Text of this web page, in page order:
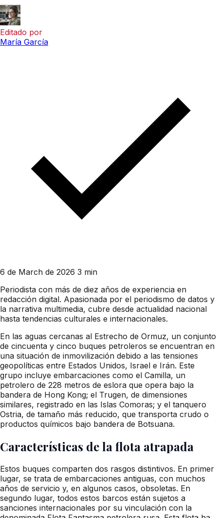
Editado por
María García
6 de March de 2026 3 min
Periodista con más de diez años de experiencia en
redacción digital. Apasionada por el periodismo de datos y
la narrativa multimedia, cubre desde actualidad nacional
hasta tendencias culturales e internacionales.
En las aguas cercanas al Estrecho de Ormuz, un conjunto
de cincuenta y cinco buques petroleros se encuentran en
una situación de inmovilización debido a las tensiones
geopolíticas entre Estados Unidos, Israel e Irán. Este
grupo incluye embarcaciones como el Camilla, un
petrolero de 228 metros de eslora que opera bajo la
bandera de Hong Kong; el Trugen, de dimensiones
similares, registrado en las Islas Comoras; y el tanquero
Ostria, de tamaño más reducido, que transporta crudo o
productos químicos bajo bandera de Botsuana.
Características de la flota atrapada
Estos buques comparten dos rasgos distintivos. En primer
lugar, se trata de embarcaciones antiguas, con muchos
años de servicio y, en algunos casos, obsoletas. En
segundo lugar, todos estos barcos están sujetos a
sanciones internacionales por su vinculación con la